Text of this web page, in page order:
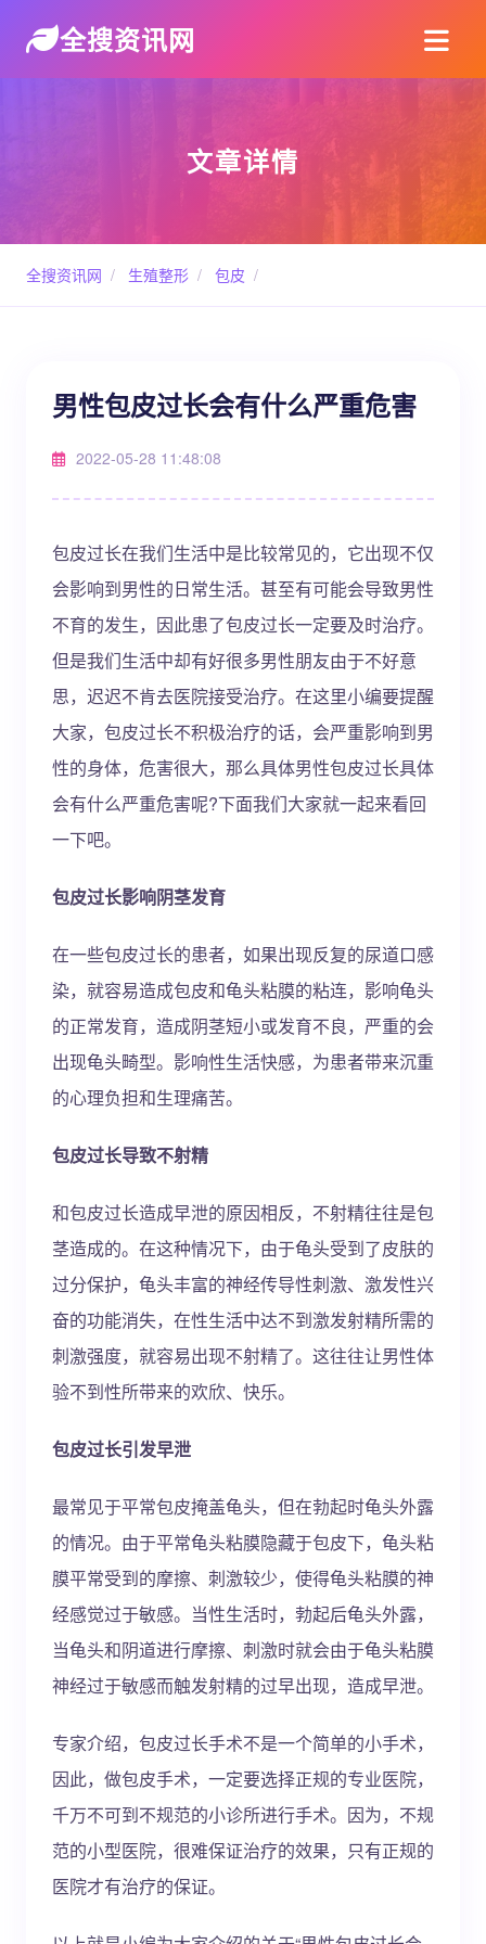
全搜资讯网
文章详情
全搜资讯网 / 生殖整形 / 包皮 /
男性包皮过长会有什么严重危害
2022-05-28 11:48:08
包皮过长在我们生活中是比较常见的，它出现不仅
会影响到男性的日常生活。甚至有可能会导致男性
不育的发生，因此患了包皮过长一定要及时治疗。
但是我们生活中却有好很多男性朋友由于不好意
思，迟迟不肯去医院接受治疗。在这里小编要提醒
大家，包皮过长不积极治疗的话，会严重影响到男
性的身体，危害很大，那么具体男性包皮过长具体
会有什么严重危害呢?下面我们大家就一起来看回
一下吧。
包皮过长影响阴茎发育
在一些包皮过长的患者，如果出现反复的尿道口感
染，就容易造成包皮和龟头粘膜的粘连，影响龟头
的正常发育，造成阴茎短小或发育不良，严重的会
出现龟头畸型。影响性生活快感，为患者带来沉重
的心理负担和生理痛苦。
包皮过长导致不射精
和包皮过长造成早泄的原因相反，不射精往往是包
茎造成的。在这种情况下，由于龟头受到了皮肤的
过分保护，龟头丰富的神经传导性刺激、激发性兴
奋的功能消失，在性生活中达不到激发射精所需的
刺激强度，就容易出现不射精了。这往往让男性体
验不到性所带来的欢欣、快乐。
包皮过长引发早泄
最常见于平常包皮掩盖龟头，但在勃起时龟头外露
的情况。由于平常龟头粘膜隐藏于包皮下，龟头粘
膜平常受到的摩擦、刺激较少，使得龟头粘膜的神
经感觉过于敏感。当性生活时，勃起后龟头外露，
当龟头和阴道进行摩擦、刺激时就会由于龟头粘膜
神经过于敏感而触发射精的过早出现，造成早泄。
专家介绍，包皮过长手术不是一个简单的小手术，
因此，做包皮手术，一定要选择正规的专业医院，
千万不可到不规范的小诊所进行手术。因为，不规
范的小型医院，很难保证治疗的效果，只有正规的
医院才有治疗的保证。